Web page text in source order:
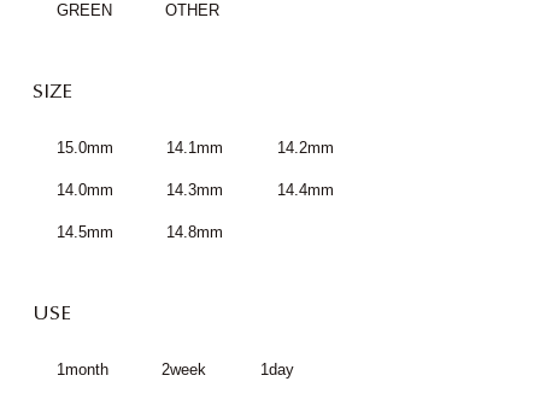
GREEN OTHER
SIZE
15.0mm 14.1mm 14.2mm
14.0mm 14.3mm 14.4mm
14.5mm 14.8mm
USE
1month 2week 1day